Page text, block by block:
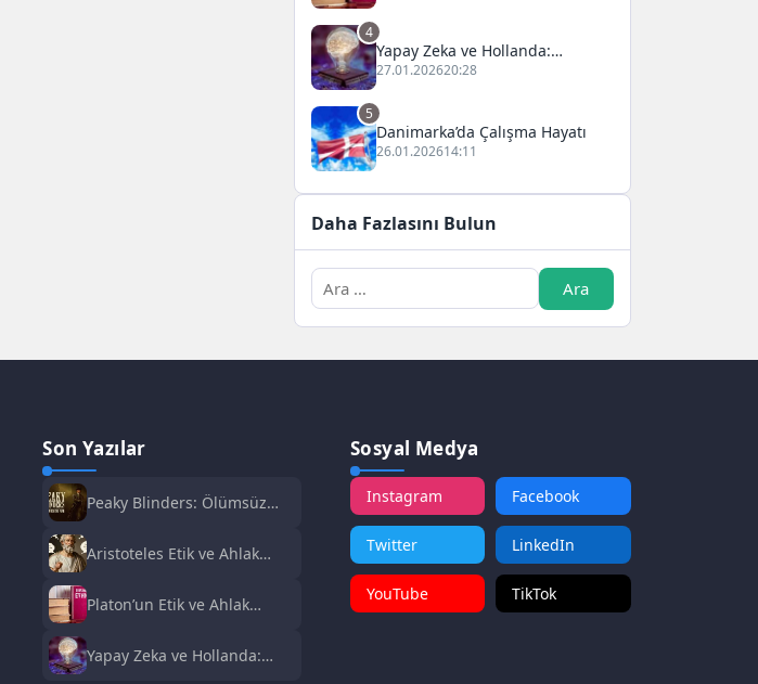
4
Yapay Zeka ve Hollanda:
Fırsatlar ve Zorluklar
27.01.202620:28
5
Danimarka’da Çalışma Hayatı
26.01.202614:11
Daha Fazlasını Bulun
Son Yazılar
Peaky Blinders: Ölümsüz
Oyuncuları ve İnceleme
Aristoteles Etik ve Ahlak
Platon’un Etik ve Ahlak
Yapay Zeka ve Hollanda:
Sosyal Medya
Instagram Facebook
Twitter LinkedIn
YouTube TikTok